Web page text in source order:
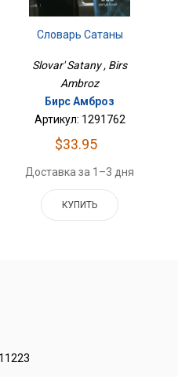
Словарь Сатаны
Slovar' Satany , Birs
Ambroz
Бирс Амброз
Артикул: 1291762
$33.95
Доставка за 1–3 дня
КУПИТЬ